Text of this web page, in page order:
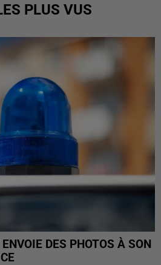
PLUS VUS
DES PHOTOS À SON